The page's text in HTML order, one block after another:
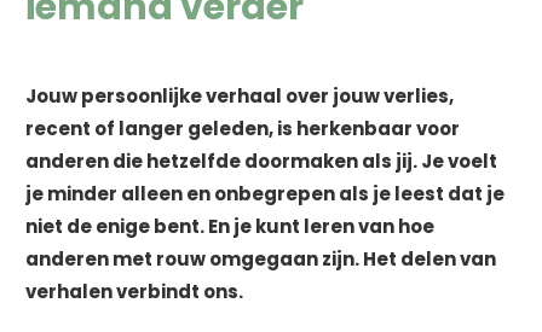
Jouw persoonlijke verhaal over jouw verlies,
recent of langer geleden, is herkenbaar voor
anderen die hetzelfde doormaken als jij. Je voelt
je minder alleen en onbegrepen als je leest dat je
niet de enige bent. En je kunt leren van hoe
anderen met rouw omgegaan zijn. Het delen van
verhalen verbindt ons.